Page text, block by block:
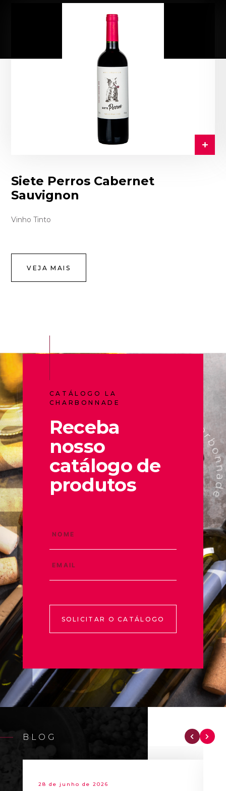
Siete Perros Cabernet
Sauvignon
Vinho Tinto
VEJA MAIS
CATÁLOGO LA
CHARBONNADE
Receba
nosso
catálogo de
produtos
SOLICITAR O CATÁLOGO
BLOG
28 de junho de 2026